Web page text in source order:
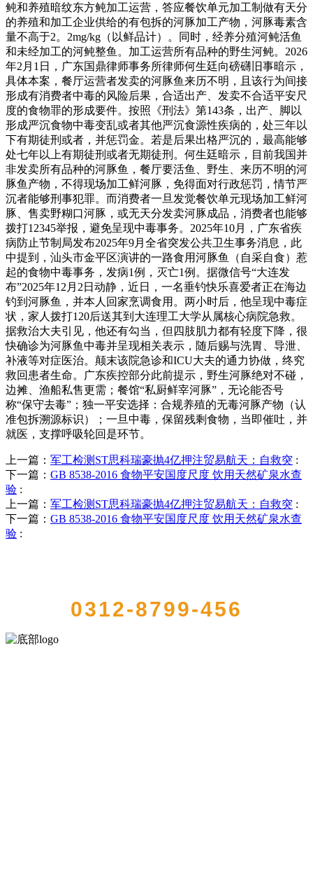
鲀和养殖暗纹东方鲀加工运营，答应餐饮单元加工制做有天分
的养殖和加工企业供给的有包拆的河豚加工产物，河豚毒素含
量不高于2。2mg/kg（以鲜品计）。同时，经养分殖河鲀活鱼
和未经加工的河鲀整鱼。加工运营所有品种的野生河鲀。2026
年2月1日，广东国鼎律师事务所律师何生廷向磅礴旧事暗示，
具体本案，餐厅运营者发卖的河豚鱼来历不明，且该行为间接
形成有消费者中毒的风险后果，合适出产、发卖不合适平安尺
度的食物罪的形成要件。按照《刑法》第143条，出产、脚以
形成严沉食物中毒变乱或者其他严沉食源性疾病的，处三年以
下有期徒刑或者，并惩罚金。若是后果出格严沉的，最高能够
处七年以上有期徒刑或者无期徒刑。何生廷暗示，目前我国并
非发卖所有品种的河豚鱼，餐厅要活鱼、野生、来历不明的河
豚鱼产物，不得现场加工鲜河豚，免得面对行政惩罚，情节严
沉者能够刑事犯罪。而消费者一旦发觉餐饮单元现场加工鲜河
豚、售卖野糊口河豚，或无天分发卖河豚成品，消费者也能够
拨打12345举报，避免呈现中毒事务。2025年10月，广东省疾
病防止节制局发布2025年9月全省突发公共卫生事务消息，此
中提到，汕头市金平区演讲的一路食用河豚鱼（自采自食）惹
起的食物中毒事务，发病1例，灭亡1例。据微信号“大连发
布”2025年12月2日动静，近日，一名垂钓快乐喜爱者正在海边
钓到河豚鱼，并本人回家烹调食用。两小时后，他呈现中毒症
状，家人拨打120后送其到大连理工大学从属核心病院急救。
据救治大夫引见，他还有勾当，但四肢肌力都有轻度下降，很
快确诊为河豚鱼中毒并呈现相关表示，随后赐与洗胃、导泄、
补液等对症医治。颠末该院急诊和ICU大夫的通力协做，终究
救回患者生命。广东疾控部分此前提示，野生河豚绝对不碰，
边摊、渔船私售更需；餐馆“私厨鲜宰河豚”，无论能否号
称“保守去毒”；独一平安选择：合规养殖的无毒河豚产物（认
准包拆溯源标识）；一旦中毒，保留残剩食物，当即催吐，并
就医，支撑呼吸轮回是环节。
上一篇： 军工检测ST思科瑞豪抛4亿押注贸易航天：自救突 :
下一篇： GB 8538-2016 食物平安国度尺度 饮用天然矿泉水查
验 :
上一篇： 军工检测ST思科瑞豪抛4亿押注贸易航天：自救突 :
下一篇： GB 8538-2016 食物平安国度尺度 饮用天然矿泉水查
验 :
0312-8799-456